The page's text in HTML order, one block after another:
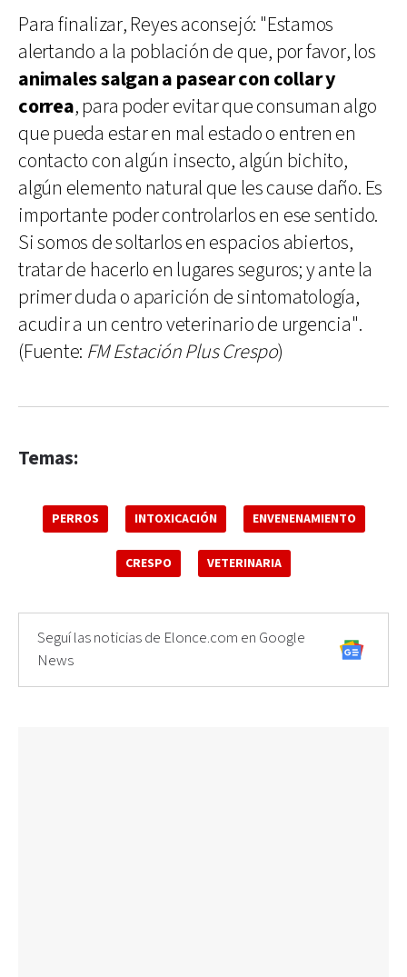
Para finalizar, Reyes aconsejó: "Estamos
alertando a la población de que, por favor, los
animales salgan a pasear con collar y
correa, para poder evitar que consuman algo
que pueda estar en mal estado o entren en
contacto con algún insecto, algún bichito,
algún elemento natural que les cause daño. Es
importante poder controlarlos en ese sentido.
Si somos de soltarlos en espacios abiertos,
tratar de hacerlo en lugares seguros; y ante la
primer duda o aparición de sintomatología,
acudir a un centro veterinario de urgencia".
(Fuente: FM Estación Plus Crespo)
Temas:
PERROS INTOXICACIÓN ENVENENAMIENTO
CRESPO VETERINARIA
Seguí las noticias de Elonce.com en Google
News